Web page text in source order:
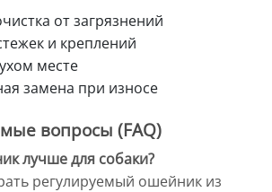
от загрязнений
и креплений
месте
замена при износе
вопросы (FAQ)
лучше для собаки?
регулируемый ошейник из